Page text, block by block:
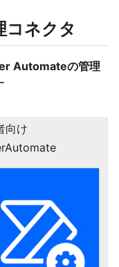
ネクタ
Automateの管理
向け